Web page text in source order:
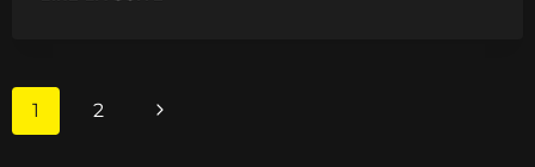
Navigation
de
1 2
Page